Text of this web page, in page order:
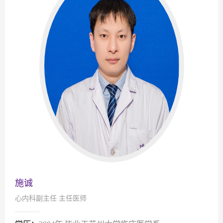
施诚
心内科副主任 主任医师